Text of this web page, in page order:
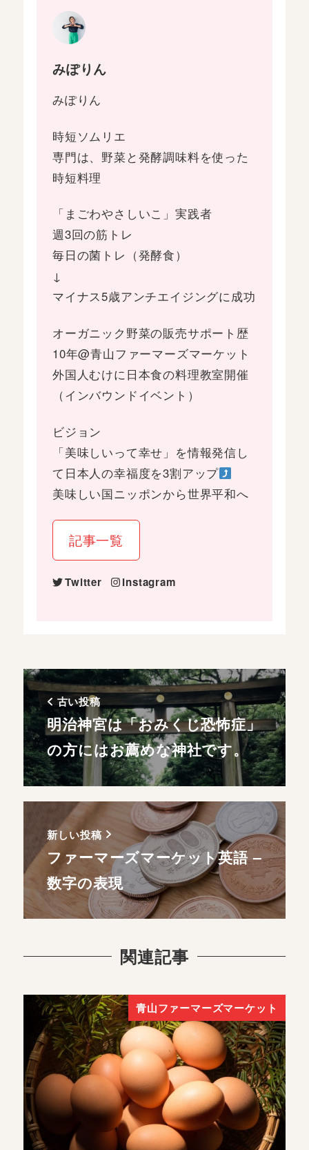
みぽりん
みぽりん
時短ソムリエ
専門は、野菜と発酵調味料を使った
時短料理
「まごわやさしいこ」実践者
週3回の筋トレ
毎日の菌トレ（発酵食）
↓
マイナス5歳アンチエイジングに成功
オーガニック野菜の販売サポート歴
10年@青山ファーマーズマーケット
外国人むけに日本食の料理教室開催
（インバウンドイベント）
ビジョン
「美味しいって幸せ」を情報発信し
て日本人の幸福度を3割アップ
美味しい国ニッポンから世界平和へ
記事一覧
Twitter Instagram
古い投稿
明治神宮は「おみくじ恐怖症」
の方にはお薦めな神社です。
新しい投稿
ファーマーズマーケット英語 –
数字の表現
関連記事
青山ファーマーズマーケット